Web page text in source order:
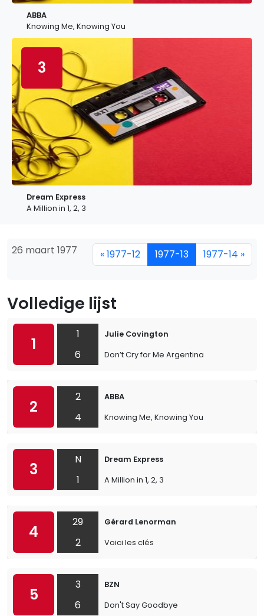
ABBA
Knowing Me, Knowing You
3
Dream Express
A Million in 1, 2, 3
26 maart 1977 « 1977-12 1977-13 1977-14 »
Volledige lijst
1
1
6
Julie Covington
Don’t Cry for Me Argentina
2
2
4
ABBA
Knowing Me, Knowing You
3
N
1
Dream Express
A Million in 1, 2, 3
4
29
2
Gérard Lenorman
Voici les clés
5
3
6
BZN
Don't Say Goodbye